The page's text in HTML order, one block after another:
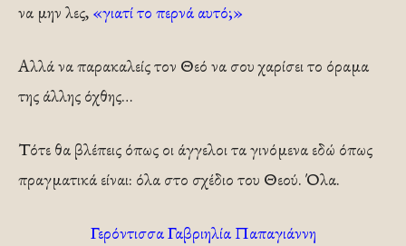
να μην λες, «γιατί το περνά αυτό;»
Αλλά να παρακαλείς τον Θεό να σου χαρίσει το όραμα
της άλλης όχθης…
Τότε θα βλέπεις όπως οι άγγελοι τα γινόμενα εδώ όπως
πραγματικά είναι: όλα στο σχέδιο του Θεού. Όλα.
Γερόντισσα Γαβριηλία Παπαγιάννη